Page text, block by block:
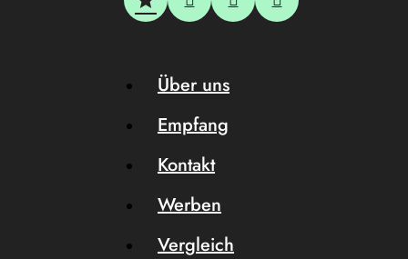
Über uns
Empfang
Kontakt
Werben
Vergleich